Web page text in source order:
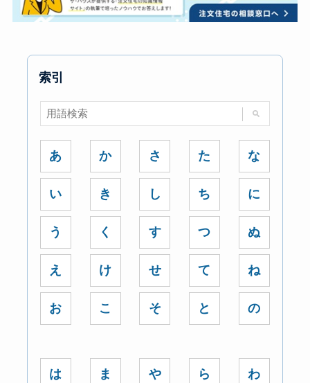
索引
あ
い
う
え
お
か
き
く
け
こ
さ
し
す
せ
そ
た
ち
つ
て
と
な
に
ぬ
ね
の
は ま や ら わ